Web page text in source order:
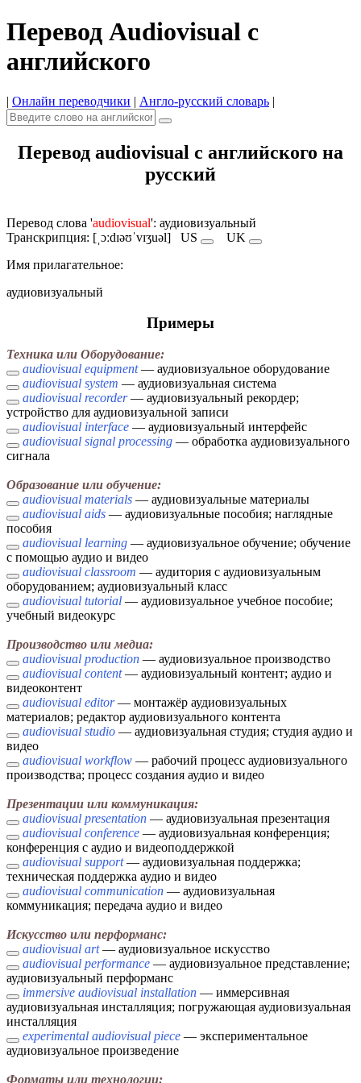
Перевод Audiovisual с
английского
| Онлайн переводчики | Англо-русский словарь |
Перевод audiovisual с английского на
русский
Перевод слова 'audiovisual': аудиовизуальный
Транскрипция: [ˌɔːdɪəʊˈvɪʒuəl] US
UK
Имя прилагательное:
аудиовизуальный
Примеры
Техника или Оборудование:
audiovisual equipment— аудиовизуальное оборудование
audiovisual system — аудиовизуальная система
audiovisual recorder— аудиовизуальный рекордер;
устройство для аудиовизуальной записи
audiovisual interface — аудиовизуальный интерфейс
audiovisual signal processing — обработка аудиовизуального
сигнала
Образование или обучение:
audiovisual materials — аудиовизуальные материалы
audiovisual aids — аудиовизуальные пособия; наглядные
пособия
audiovisual learning — аудиовизуальное обучение; обучение
с помощью аудио и видео
audiovisual classroom — аудитория с аудиовизуальным
оборудованием; аудиовизуальный класс
audiovisual tutorial — аудиовизуальное учебное пособие;
учебный видеокурс
Производство или медиа:
audiovisual production — аудиовизуальное производство
audiovisual content— аудиовизуальный контент; аудио и
видеоконтент
audiovisual editor— монтажёр аудиовизуальных
материалов; редактор аудиовизуального контента
audiovisual studio — аудиовизуальная студия; студия аудио и
видео
audiovisual workflow — рабочий процесс аудиовизуального
производства; процесс создания аудио и видео
Презентации или коммуникация:
audiovisual presentation — аудиовизуальная презентация
audiovisual conference — аудиовизуальная конференция;
конференция с аудио и видеоподдержкой
audiovisual support— аудиовизуальная поддержка;
техническая поддержка аудио и видео
audiovisual communication — аудиовизуальная
коммуникация; передача аудио и видео
Искусство или перформанс:
audiovisual art— аудиовизуальное искусство
audiovisual performance — аудиовизуальное представление;
аудиовизуальный перформанс
immersive audiovisual installation — иммерсивная
аудиовизуальная инсталляция; погружающая аудиовизуальная
инсталляция
experimental audiovisual piece — экспериментальное
аудиовизуальное произведение
Форматы или технологии: